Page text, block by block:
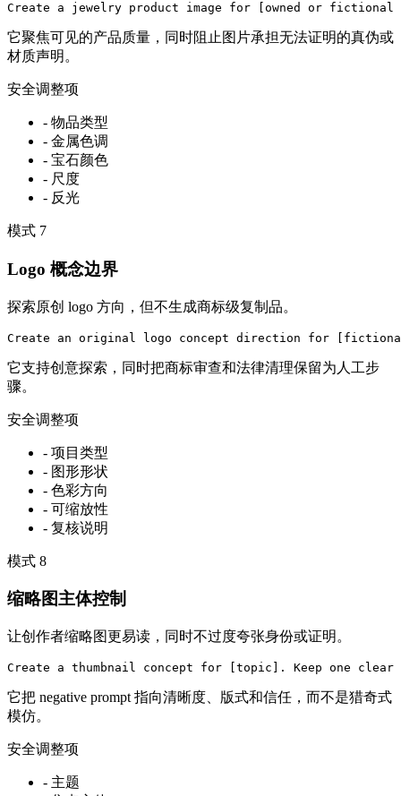
Create a jewelry product image for [owned or
它聚焦可见的产品质量，同时阻止图片承担无法证明的真伪或
材质声明。
安全调整项
- 物品类型
- 金属色调
- 宝石颜色
- 尺度
- 反光
模式 7
Logo 概念边界
探索原创 logo 方向，但不生成商标级复制品。
Create an original logo concept direction for
它支持创意探索，同时把商标审查和法律清理保留为人工步
骤。
安全调整项
- 项目类型
- 图形形状
- 色彩方向
- 可缩放性
- 复核说明
模式 8
缩略图主体控制
让创作者缩略图更易读，同时不过度夸张身份或证明。
Create a thumbnail concept for [topic]. Keep one
它把 negative prompt 指向清晰度、版式和信任，而不是猎奇式
模仿。
安全调整项
- 主题